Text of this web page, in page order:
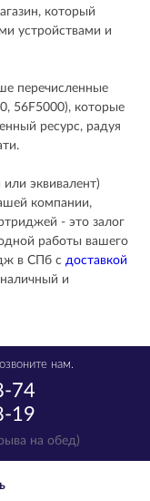
который
устройствами и
перечисленные
56F5000), которые
ресурс, радуя
эквивалент)
компании,
- это залог
работы вашего
в СПб с доставкой
и
74
19
на обед)
нам.